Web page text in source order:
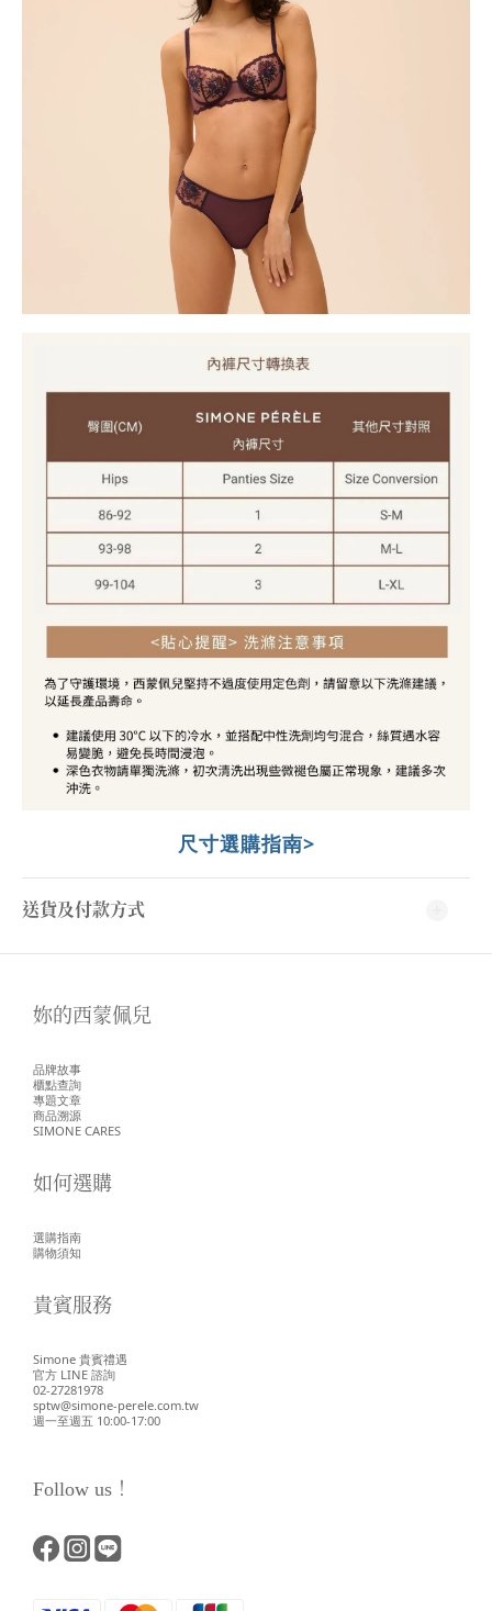
尺寸選購指南>
送貨及付款方式
妳的西蒙佩兒
品牌故事
櫃點查詢
專題文章
商品溯源
SIMONE CARES
如何選購
選購指南
購物須知
貴賓服務
Simone 貴賓禮遇
官方 LINE 諮詢
02-27281978
sptw@simone-perele.com.tw
週一至週五 10:00-17:00
Follow us！